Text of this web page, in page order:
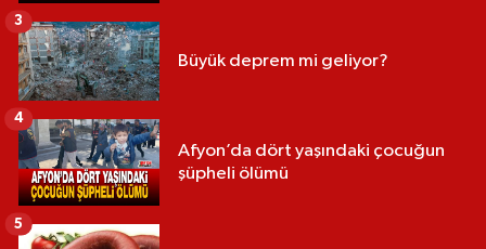
Büyük deprem mi geliyor?
3
Afyon’da dört yaşındaki çocuğun
şüpheli ölümü
4
5